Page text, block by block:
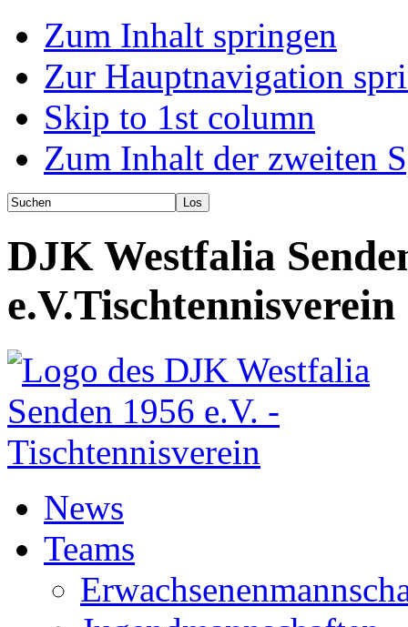
Zum Inhalt springen
Zur Hauptnavigation
Skip to 1st column
Zum Inhalt der zweiten
DJK Westfalia
e.V.Tischtennisverein
News
Teams